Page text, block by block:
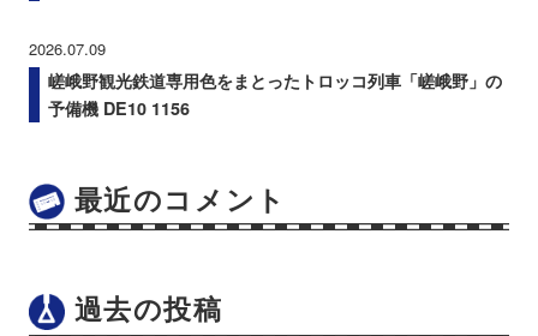
2026.07.09
嵯峨野観光鉄道専用色をまとったトロッコ列車「嵯峨野」の
予備機 DE10 1156
最近のコメント
過去の投稿